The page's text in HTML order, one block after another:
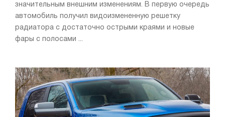
значительным внешним изменениям. В первую очередь
автомобиль получил видоизмененную решетку
радиатора с достаточно острыми краями и новые
фары с полосами ...